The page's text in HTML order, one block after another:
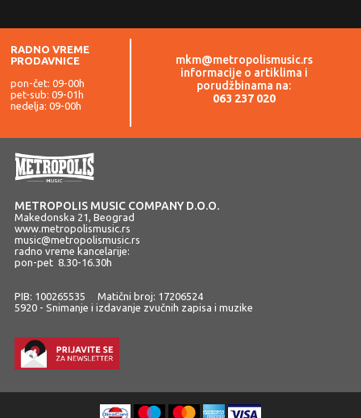
RADNO VREME
PRODAVNICE
pon-čet: 09-00h
pet-sub: 09-01h
nedelja: 09-00h
mkm@metropolismusic.rs
informacije o artiklima i
porudžbinama na:
063 237 020
METROPOLIS MUSIC COMPANY D.O.O.
Makedonska 21, Beograd
www.metropolismusic.rs
music@metropolismusic.rs
radno vreme kancelarije:
pon-pet 8.30-16.30h
PIB: 100265535 Matični broj: 17206524
5920 - Snimanje i izdavanje zvučnih zapisa i muzike